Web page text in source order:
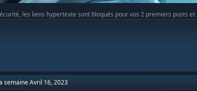
les liens hypertexte sont bloqués pour vos 2 premiers posts
semaine Avril 16, 2023